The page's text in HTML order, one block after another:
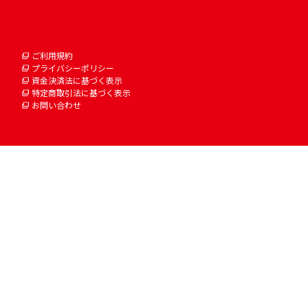
ご利用規約
プライバシーポリシー
資金決済法に基づく表示
特定商取引法に基づく表示
お問い合わせ